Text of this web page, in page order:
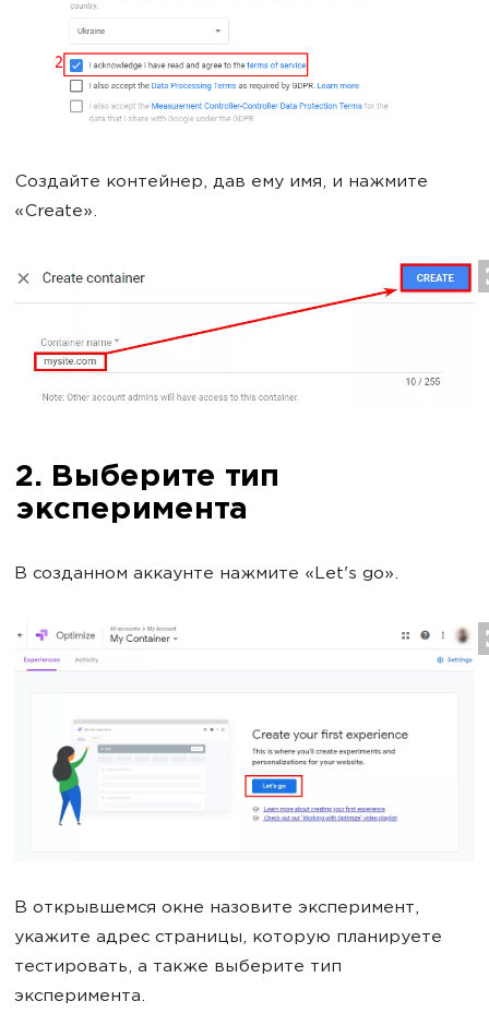
Создайте контейнер, дав ему имя, и нажмите
«Create».
2. Выберите тип
эксперимента
В созданном аккаунте нажмите «Let's go».
В открывшемся окне назовите эксперимент,
укажите адрес страницы, которую планируете
тестировать, а также выберите тип
эксперимента.